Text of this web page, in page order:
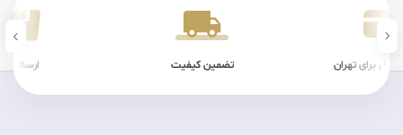
کیفیت ارسال سریع شرایط